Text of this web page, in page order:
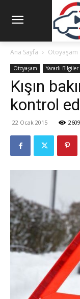
Ana Sayfa Otoyaşam
Otoyaşam Yararlı Bilgiler
Kışın
kontrol
22 Ocak 2015 2609